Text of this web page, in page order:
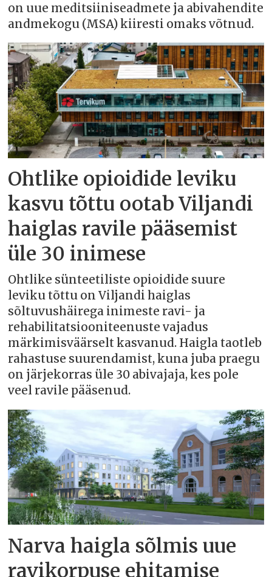
on uue meditsiiniseadmete ja abivahendite
andmekogu (MSA) kiiresti omaks võtnud.
Ohtlike opioidide leviku
kasvu tõttu ootab Viljandi
haiglas ravile pääsemist
üle 30 inimese
Ohtlike sünteetiliste opioidide suure
leviku tõttu on Viljandi haiglas
sõltuvushäirega inimeste ravi- ja
rehabilitatsiooniteenuste vajadus
märkimisväärselt kasvanud. Haigla taotleb
rahastuse suurendamist, kuna juba praegu
on järjekorras üle 30 abivajaja, kes pole
veel ravile pääsenud.
Narva haigla sõlmis uue
ravikorpuse ehitamise